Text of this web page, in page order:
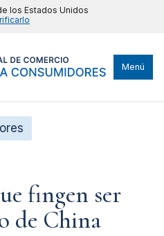
los Estados Unidos
Menú
fingen ser
de China